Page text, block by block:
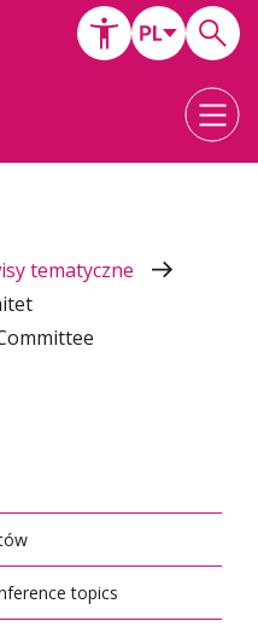
tematyczne
topics